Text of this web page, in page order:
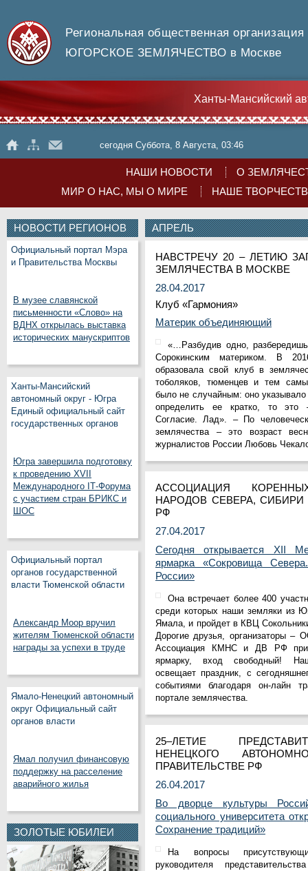
Региональная общественная организация
ЮГОРСКОЕ ЗЕМЛЯЧЕСТВО в Москве
Ханты-Мансийский
сегодня Суббота, 8 Августа, 03:46
НАШИ НОВОСТИ
О
МИР О НАС, МЫ О МИРЕ
НАШЕ
НОВОСТИ РЕГИОНОВ
Официальный портал Мэра
и Правительства Москвы
В музее славянской
письменности «Слово» на
ВДНХ открылась выставка
исторических манускриптов
Ханты-Мансийский
автономный округ - Югра
Единый официальный сайт
государственных органов
Югра завершила подготовку
к проведению XVII
Международного IT‑Форума
с участием стран БРИКС и
ШОС
Официальный портал
органов государственной
власти Тюменской области
Александр Моор вручил
жителям Тюменской области
награды за успехи в труде
Ямало-Ненецкий автономный
округ Официальный сайт
органов власти
Ямал получил финансовую
поддержку на расселение
аварийного жилья
ЗОЛОТЫЕ ЮБИЛЕИ
АПРЕЛЬ
НАВСТРЕЧУ 20 – ЛЕТИЮ
ЗЕМЛЯЧЕСТВА В МОСКВЕ
28.04.2017
Клуб «Гармония»
Материк объединяющий
«…Разбудив одно,
Сорокинским материком. В
образовала свой клуб в
тоболяков, тюменцев и тем
было не случайным: оно
определить ее кратко, то это
Согласие. Лад». – По
землячества – это возраст
журналистов России Любовь
АССОЦИАЦИЯ
НАРОДОВ СЕВЕРА,
РФ
27.04.2017
Сегодня открывается ХII
ярмарка «Сокровища
России»
Она встречает более 400
среди которых наши земляки из
Ямала, и пройдет в КВЦ
Дорогие друзья, организаторы –
Ассоциация КМНС и ДВ РФ
ярмарку, вход свободный!
освещает праздник, с
событиями благодаря он-лайн
портале землячества.
25–ЛЕТИЕ
НЕНЕЦКОГО
ПРАВИТЕЛЬСТВЕ РФ
26.04.2017
Во дворце культуры
социального университета
Сохранение традиций»
На вопросы
руководителя